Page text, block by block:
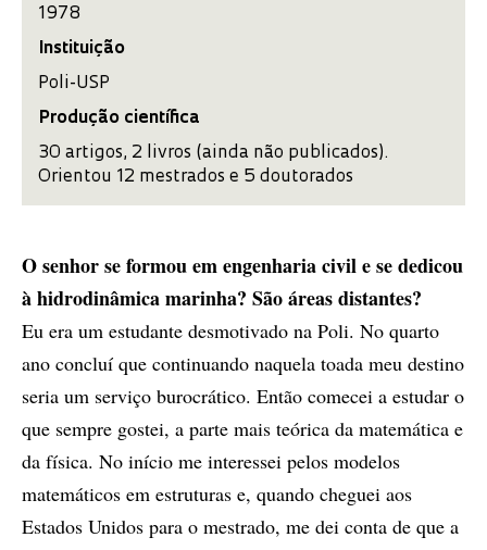
1978
Instituição
Poli-USP
Produção científica
30 artigos, 2 livros (ainda não publicados).
Orientou 12 mestrados e 5 doutorados
O senhor se formou em engenharia civil e se dedicou
à hidrodinâmica marinha? São áreas distantes?
Eu era um estudante desmotivado na Poli. No quarto
ano concluí que continuando naquela toada meu destino
seria um serviço burocrático. Então comecei a estudar o
que sempre gostei, a parte mais teórica da matemática e
da física. No início me interessei pelos modelos
matemáticos em estruturas e, quando cheguei aos
Estados Unidos para o mestrado, me dei conta de que a